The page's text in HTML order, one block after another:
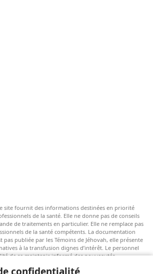
confidentialité
site fournit des informations destinées en priorité
de la santé. Elle ne donne pas de conseils
de traitements en particulier. Elle ne remplace pas
de la santé compétents. La documentation
pas publiée par les Témoins de Jéhovah, elle présente
à la transfusion dignes d’intérêt. Le personnel
de se maintenir informé des nouveautés
état de santé, leurs souhaits, leurs valeurs et leurs